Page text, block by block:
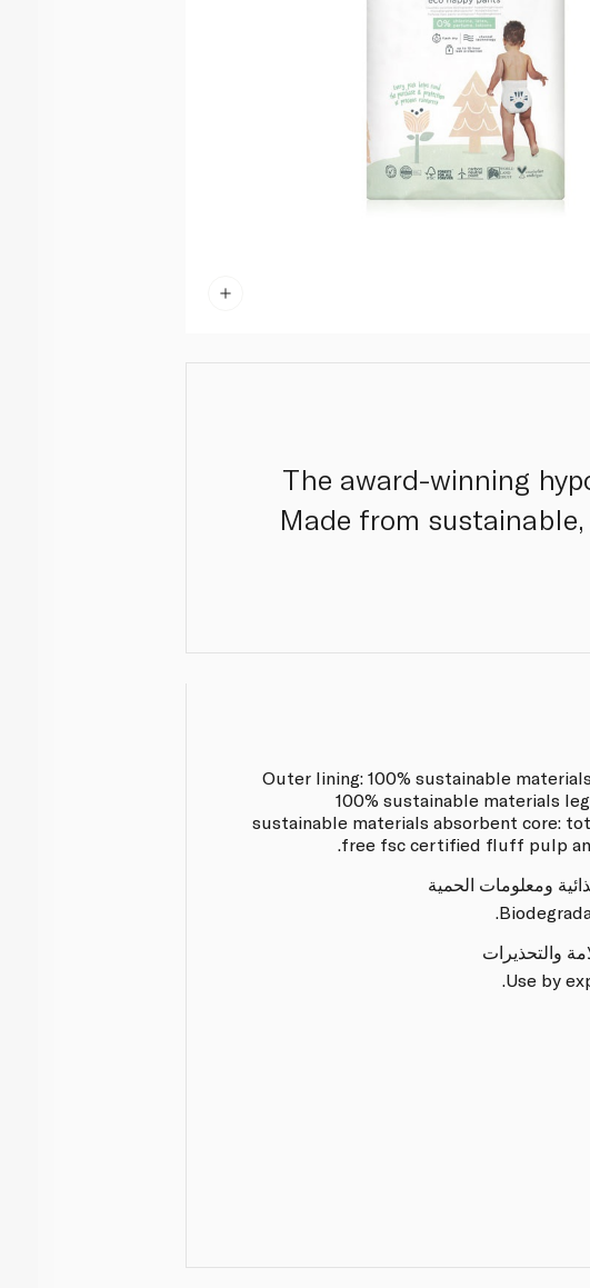
The award-winning
Made from
Outer lining: 100% sustainable
100% sustainable materials
sustainable materials absorbent core:
free fsc certified fluff pulp
ومعلومات الحمية
والتحذيرات
Use by